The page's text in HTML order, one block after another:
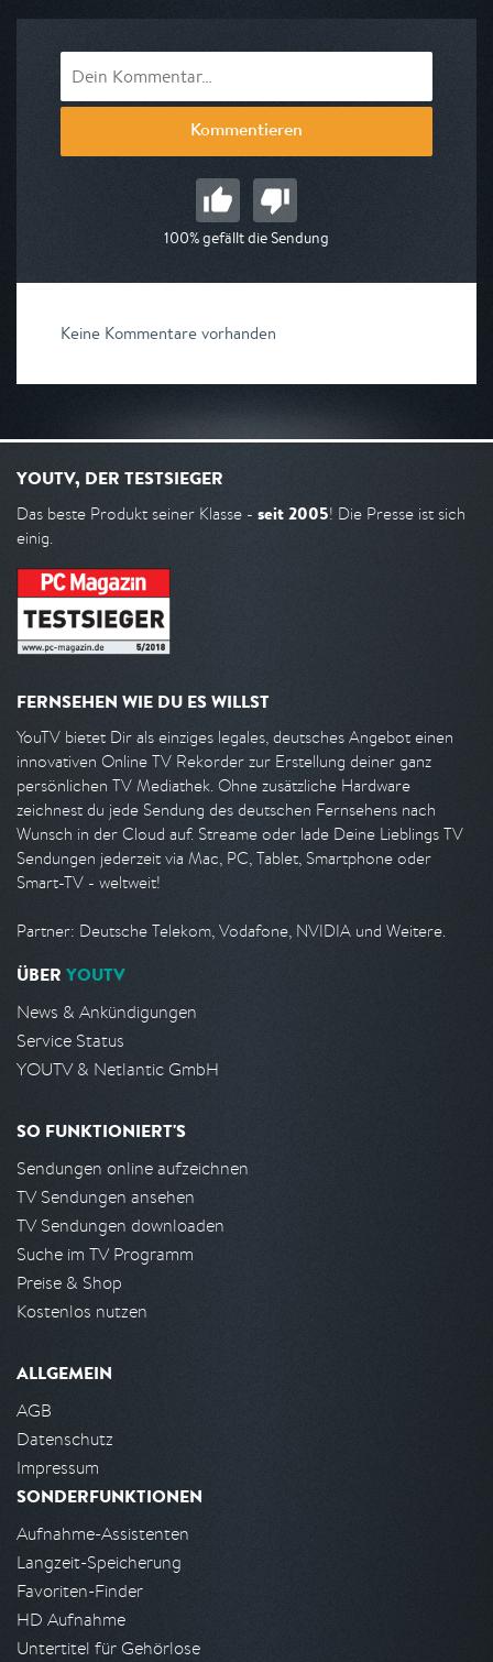
Kommentieren
100% gefällt die Sendung
Keine Kommentare vorhanden
YOUTV, DER TESTSIEGER
Das beste Produkt seiner Klasse - seit 2005! Die Presse ist sich
einig.
FERNSEHEN WIE DU ES WILLST
YouTV bietet Dir als einziges legales, deutsches Angebot einen
innovativen Online TV Rekorder zur Erstellung deiner ganz
persönlichen TV Mediathek. Ohne zusätzliche Hardware
zeichnest du jede Sendung des deutschen Fernsehens nach
Wunsch in der Cloud auf. Streame oder lade Deine Lieblings TV
Sendungen jederzeit via Mac, PC, Tablet, Smartphone oder
Smart-TV - weltweit!
Partner: Deutsche Telekom, Vodafone, NVIDIA und Weitere.
ÜBER YOUTV
News & Ankündigungen
Service Status
YOUTV & Netlantic GmbH
SO FUNKTIONIERT'S
Sendungen online aufzeichnen
TV Sendungen ansehen
TV Sendungen downloaden
Suche im TV Programm
Preise & Shop
Kostenlos nutzen
ALLGEMEIN
AGB
Datenschutz
Impressum
SONDERFUNKTIONEN
Aufnahme-Assistenten
Langzeit-Speicherung
Favoriten-Finder
HD Aufnahme
Untertitel für Gehörlose